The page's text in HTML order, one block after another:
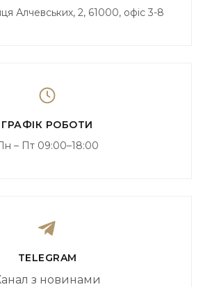
Алчевських, 2, 61000, офіс 3-8
ГРАФІК РОБОТИ
– Пт 09:00–18:00
TELEGRAM
з новинами